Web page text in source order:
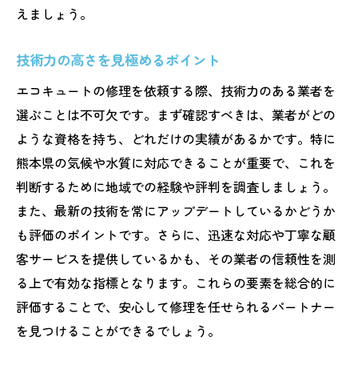
えましょう。
技術力の高さを見極めるポイント
エコキュートの修理を依頼する際、技術力のある業者を
選ぶことは不可欠です。まず確認すべきは、業者がどの
ような資格を持ち、どれだけの実績があるかです。特に
熊本県の気候や水質に対応できることが重要で、これを
判断するために地域での経験や評判を調査しましょう。
また、最新の技術を常にアップデートしているかどうか
も評価のポイントです。さらに、迅速な対応や丁寧な顧
客サービスを提供しているかも、その業者の信頼性を測
る上で有効な指標となります。これらの要素を総合的に
評価することで、安心して修理を任せられるパートナー
を見つけることができるでしょう。